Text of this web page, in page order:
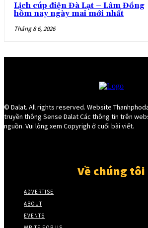
Lịch cúp điện Đà Lạt – Lâm Đồng
hôm nay ngày mai mới nhất
Tháng 8 6, 2026
© Dalat. All rights reserved. Website
truyền thông Sense Dalat Các thông tin trên
nguồn. Vui lòng xem Copyrigh ở cuối bài viết.
Về chúng tôi
ADVERTISE
ABOUT
EVENTS